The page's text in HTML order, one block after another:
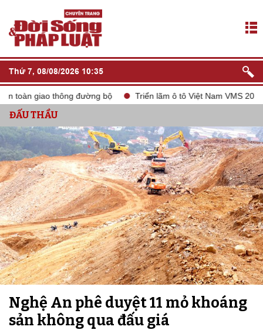
Thứ 7, 08/08/2026 10:35
giao thông đường bộ Triển lãm ô tô Việt Nam VMS 2024
ĐẤU THẦU
Nghệ An phê duyệt 11 mỏ khoáng
sản không qua đấu giá